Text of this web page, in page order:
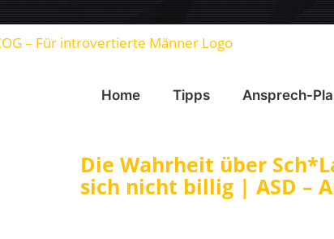
Home Tipps Ansprech-
Die Wahrheit über
sich nicht billig | ASD –